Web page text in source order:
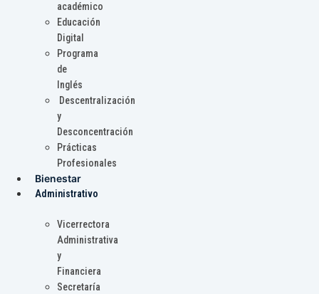
académico
Educación
Digital
Programa
de
Inglés
Descentralización
y
Desconcentración
Prácticas
Profesionales
Bienestar
Administrativo
Vicerrectora
Administrativa
y
Financiera
Secretaría